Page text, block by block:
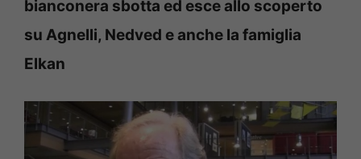
bianconera sbotta ed esce allo scoperto
su Agnelli, Nedved e anche la famiglia
Elkan